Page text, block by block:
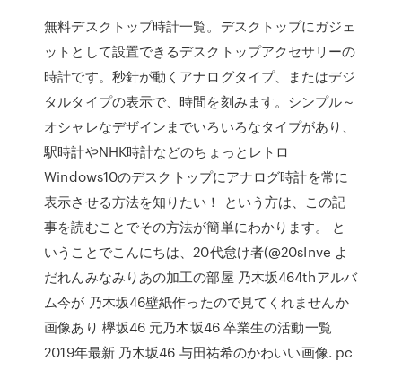
無料デスクトップ時計一覧。デスクトップにガジェ
ットとして設置できるデスクトップアクセサリーの
時計です。秒針が動くアナログタイプ、またはデジ
タルタイプの表示で、時間を刻みます。シンプル～
オシャレなデザインまでいろいろなタイプがあり、
駅時計やNHK時計などのちょっとレトロ
Windows10のデスクトップにアナログ時計を常に
表示させる方法を知りたい！ という方は、この記
事を読むことでその方法が簡単にわかります。 と
いうことでこんにちは、20代怠け者(@20sInve よ
だれんみなみりあの加工の部屋 乃木坂464thアルバ
ム今が 乃木坂46壁紙作ったので見てくれませんか
画像あり 欅坂46 元乃木坂46 卒業生の活動一覧
2019年最新 乃木坂46 与田祐希のかわいい画像. pc